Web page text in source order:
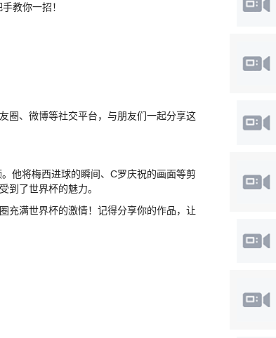
圈、微博等社交平台，与朋友们一起分享这
他将梅西进球的瞬间、C罗庆祝的画面等剪
到了世界杯的魅力。
充满世界杯的激情！记得分享你的作品，让